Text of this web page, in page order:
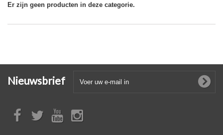
Er zijn geen producten in deze categorie.
Nieuwsbrief